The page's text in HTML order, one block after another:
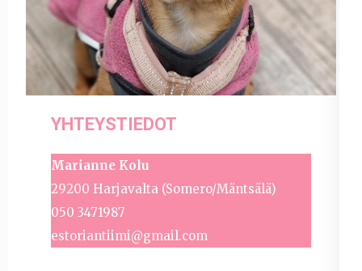
YHTEYSTIEDOT
Marianne Kolu
29200 Harjavalta (Somero/Mäntsälä)
050 3471987
estoriantiimi@gmail.com